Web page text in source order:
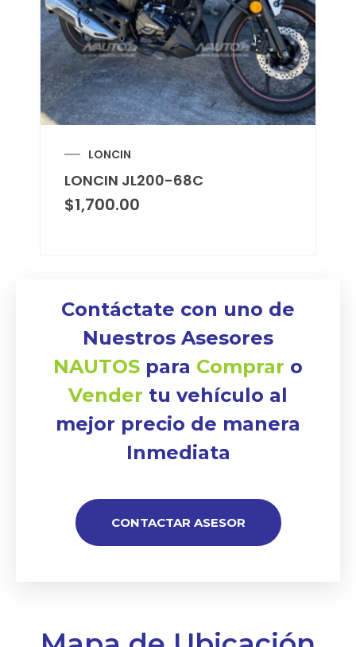
LONCIN
LONCIN JL200-68C
$1,700.00
Contáctate con uno de
Nuestros Asesores
NAUTOS para Comprar o
Vender tu vehículo al
mejor precio de manera
Inmediata
CONTACTAR ASESOR